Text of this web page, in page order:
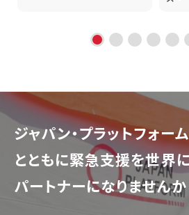
ジャパン・プラットフォーム
とともに緊急支援を世界
パートナーになりませんか